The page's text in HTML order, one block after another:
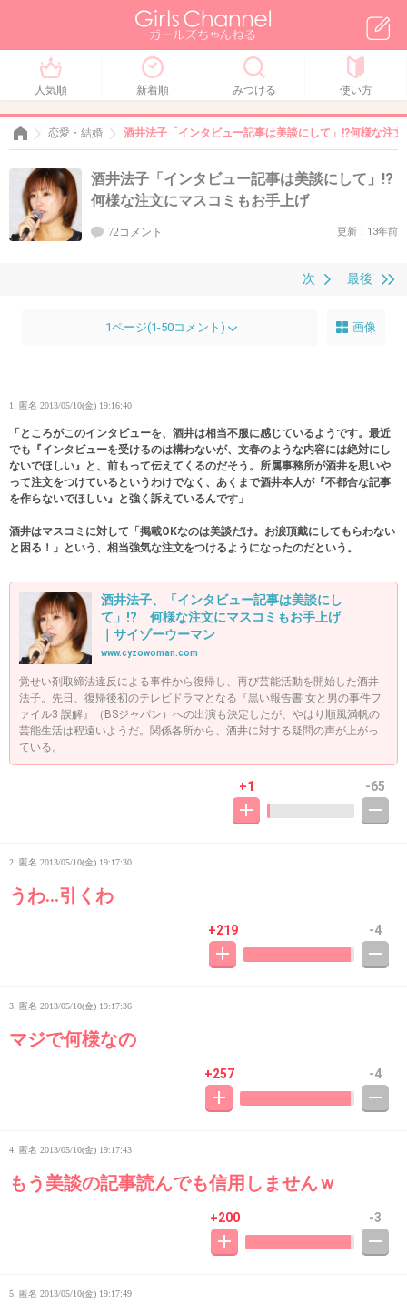
人気順 新着順 みつける 使い方
恋愛・結婚 酒井法子「インタビュー記事は美談にして」!?何様な注
酒井法子「インタビュー記事は美談にして」!?
何様な注文にマスコミもお手上げ
72コメント 更新：13年前
最後
次
1ページ(1-50コメント) 画像
1. 匿名 2013/05/10(金) 19:16:40
「ところがこのインタビューを、酒井は相当不服に感じているようです。最近
でも『インタビューを受けるのは構わないが、文春のような内容には絶対にし
ないでほしい』と、前もって伝えてくるのだそう。所属事務所が酒井を思いや
って注文をつけているというわけでなく、あくまで酒井本人が『不都合な記事
を作らないでほしい』と強く訴えているんです」
酒井はマスコミに対して「掲載OKなのは美談だけ。お涙頂戴にしてもらわない
と困る！」という、相当強気な注文をつけるようになったのだという。
酒井法子、「インタビュー記事は美談にし
て」!? 何様な注文にマスコミもお手上げ
｜サイゾーウーマン
www.cyzowoman.com
覚せい剤取締法違反による事件から復帰し、再び芸能活動を開始した酒井
法子。先日、復帰後初のテレビドラマとなる『黒い報告書 女と男の事件フ
ァイル3 誤解』（BSジャパン）への出演も決定したが、やはり順風満帆の
芸能生活は程遠いようだ。関係各所から、酒井に対する疑問の声が上がっ
ている。
+1 -65
2. 匿名 2013/05/10(金) 19:17:30
うわ…引くわ
+219 -4
3. 匿名 2013/05/10(金) 19:17:36
マジで何様なの
+257 -4
4. 匿名 2013/05/10(金) 19:17:43
もう美談の記事読んでも信用しませんｗ
+200 -3
5. 匿名 2013/05/10(金) 19:17:49